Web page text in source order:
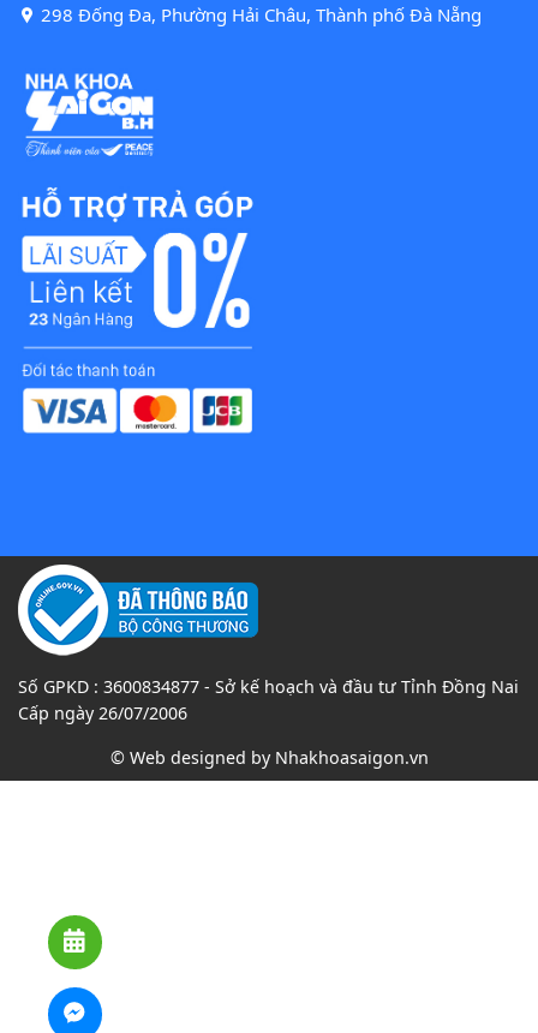
298 Đống Đa, Phường Hải Châu, Thành phố Đà Nẵng
Số GPKD : 3600834877 - Sở kế hoạch và đầu tư Tỉnh Đồng Nai
Cấp ngày 26/07/2006
© Web designed by Nhakhoasaigon.vn